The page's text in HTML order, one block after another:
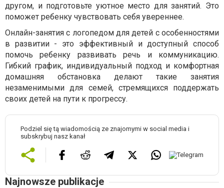
другом, и подготовьте уютное место для занятий. Это
поможет ребенку чувствовать себя увереннее.
Онлайн-занятия с логопедом для детей с особенностями
в развитии - это эффективный и доступный способ
помочь ребенку развивать речь и коммуникацию.
Гибкий график, индивидуальный подход и комфортная
домашняя обстановка делают такие занятия
незаменимыми для семей, стремящихся поддержать
своих детей на пути к прогрессу.
Podziel się tą wiadomością ze znajomymi w social media i
subskrybuj nasz kanał
Najnowsze publikacje